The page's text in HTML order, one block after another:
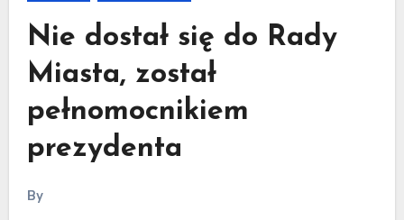
Nie dostał się do Rady
Miasta, został
pełnomocnikiem
prezydenta
By